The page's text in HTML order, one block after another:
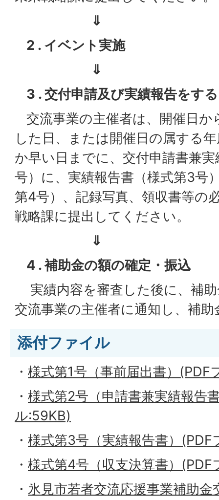
⇓
2 . イベント実施
⇓
3 . 交付申請及び実績報告をする
交流事業の主催者は、開催日か
した日、または開催日の属する
か早い日までに、交付申請書兼
号）に、実績報告書（様式第3号
第4号）、記録写真、領収書等の
戦略課に提出してください。
⇓
4 . 補助金の額の確定・振込
実績内容を審査した後に、補
交流事業の主催者に通知し、補
添付ファイル
・ 様式第1号（事前届出書）(PDF
・ 様式第2号（申請書兼実績報告
ル:59KB)
・ 様式第3号（実績報告書）
・ 様式第4号（収支決算書）
・ 氷見市若者交流応援事業補助金